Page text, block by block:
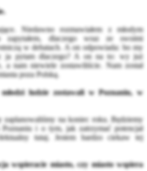
Niedawno rozmawiałem z młodym
zapytałem, dlaczego wraz ze swoimi
w debatach. A on odpowiada: bo my
ja pytam dlaczego? A on na to: wy już
a nam niewiele zostawiliście. Nam został
poza Polską.
ludzie zostawali w Poznaniu, w
zaplanowaliśmy na koniec roku. Będziemy
i o tym, jak zatrzymać potencjał
tutaj. Jestem bardzo ciekaw tej
wspieracie miasto, czy miasto wspiera